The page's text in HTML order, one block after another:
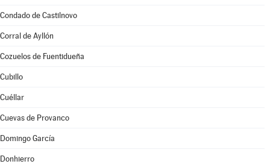
Condado de Castilnovo
Corral de Ayllón
Cozuelos de Fuentidueña
Cubillo
Cuéllar
Cuevas de Provanco
Domingo García
Donhierro